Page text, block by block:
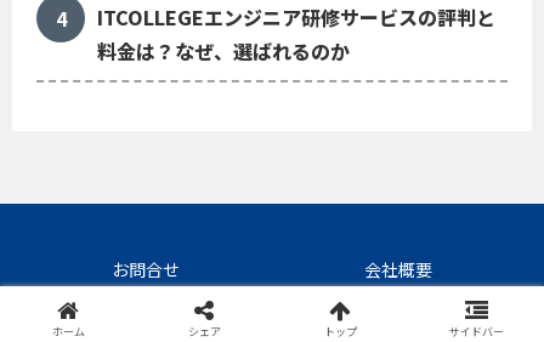
ITCOLLEGEエンジニア研修サービスの評判と
料金は？なぜ、選ばれるのか
お問合せ
会社概要
©SaaS/BPOの評判くん
ホーム シェア トップ サイドバー